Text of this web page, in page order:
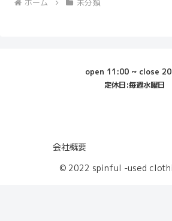
ホーム 未分類
open 11:00 ~ close
定休日:毎週水曜日
会社概要
© 2022 spinful -used